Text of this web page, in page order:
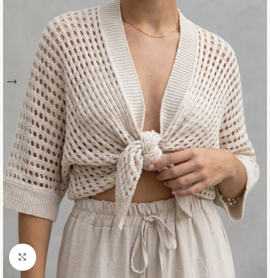
Click to enlarge